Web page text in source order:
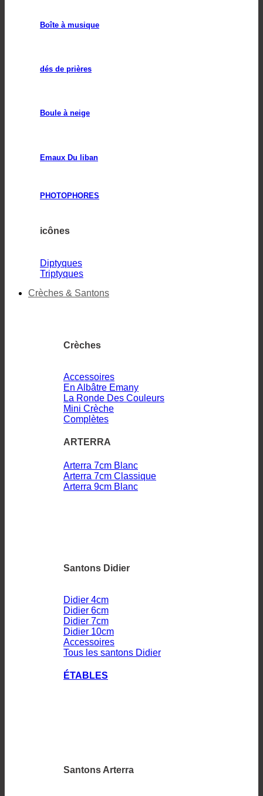
Boîte à musique
dés de prières
Boule à neige
Emaux Du liban
PHOTOPHORES
icônes
Diptyques
Triptyques
Crèches & Santons
Crèches
Accessoires
En Albâtre Emany
La Ronde Des Couleurs
Mini Crèche
Complètes
ARTERRA
Arterra 7cm Blanc
Arterra 7cm Classique
Arterra 9cm Blanc
Santons Didier
Didier 4cm
Didier 6cm
Didier 7cm
Didier 10cm
Accessoires
Tous les santons Didier
ÉTABLES
Santons Arterra